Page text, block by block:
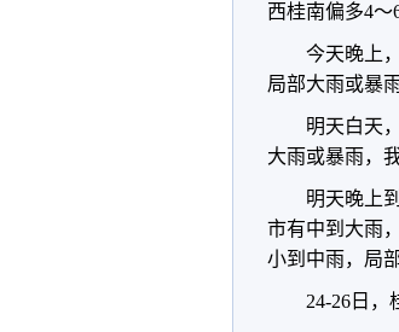
西桂南偏多4～
今天晚上
局部大雨或暴
明天白天
大雨或暴雨，
明天晚上
市有中到大雨
小到中雨，局
24-26日，